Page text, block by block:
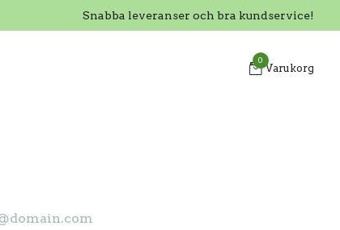
Snabba leveranser och bra kundservice!
0
Varukorg